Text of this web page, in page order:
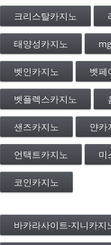
크리스탈카지노
태양성카지노
벳인카지노 벳페
벳플렉스카지노
샌즈카지노 얀카
언택트카지노 미
코인카지노
바카라사이트-지니카지